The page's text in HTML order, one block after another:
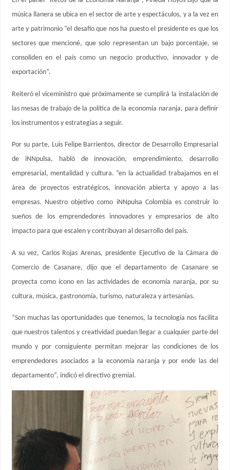
música llanera se ubica en el sector de arte y espectáculos, y a la vez en
arte y patrimonio “el desafío que nos ha puesto el presidente es que los
sectores que mencioné, que solo representan un bajo porcentaje, se
consoliden en el país como un negocio productivo, innovador y de
exportación”.
Reiteró el viceministro que próximamente se cumplirá la instalación de
las mesas de trabajo de la política de la economía naranja, para definir
los instrumentos y estrategias a seguir.
Por su parte, Luis Felipe Barrientos, director de Desarrollo Empresarial
de iNNpulsa, habló de innovación, emprendimiento, desarrollo
empresarial, mentalidad y cultura. “en la actualidad trabajamos en el
área de proyectos estratégicos, innovación abierta y apoyo a las
empresas. Nuestro objetivo como iNNpulsa Colombia es construir lo
sueños de los emprendedores innovadores y empresarios de alto
impacto para que escalen y contribuyan al desarrollo del país.
A su vez, Carlos Rojas Arenas, presidente Ejecutivo de la Cámara de
Comercio de Casanare, dijo que el departamento de Casanare se
proyecta como ícono en las actividades de economía naranja, por su
cultura, música, gastronomía, turismo, naturaleza y artesanías.
“Son muchas las oportunidades que tenemos, la tecnología nos facilita
que nuestros talentos y creatividad puedan llegar a cualquier parte del
mundo y por consiguiente permitan mejorar las condiciones de los
emprendedores asociados a la economía naranja y por ende las del
departamento”, indicó el directivo gremial.